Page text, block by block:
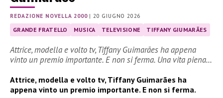
REDAZIONE NOVELLA 2000|20 GIUGNO 2026
GRANDE FRATELLO MUSICA TELEVISIONE TIFFANY GIUMARÃES
Attrice, modella e volto tv, Tiffany Guimarães ha appena
vinto un premio importante. E non si ferma. Una vita piena…
Attrice, modella e volto tv, Tiffany Guimarães ha
appena vinto un premio importante. E non si ferma.